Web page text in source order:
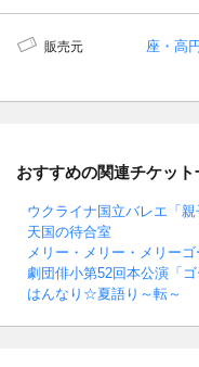
販売元 座・高
おすすめの関連チケット
ウクライナ国立バレエ「
天国の待合室
メリー・メリー・メリー
劇団俳小第52回本公演「ゴ
はんなり☆夏語り～転～